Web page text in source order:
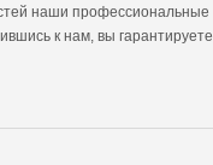
наши профессиональные
к нам, вы гарантируете